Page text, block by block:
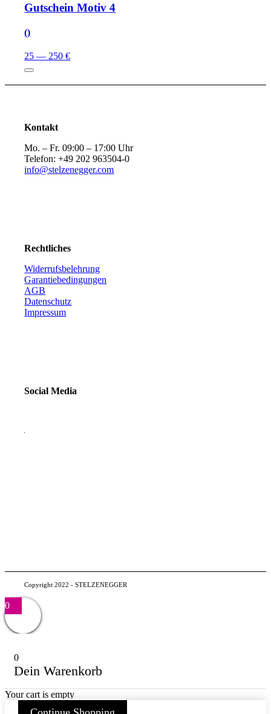
Gutschein Motiv 4
()
25 — 250 €
Kontakt
Mo. – Fr. 09:00 – 17:00 Uhr
Telefon: +49 202 963504-0
info@stelzenegger.com
Rechtliches
Widerrufsbelehrung
Garantiebedingungen
AGB
Datenschutz
Impressum
Social Media
Copyright 2022 - STELZENEGGER
0
0
Dein Warenkorb
Your cart is empty